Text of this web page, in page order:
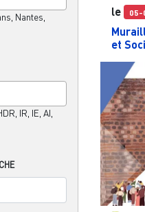
Nantes,
IR, IE, AI,
le 05-
et